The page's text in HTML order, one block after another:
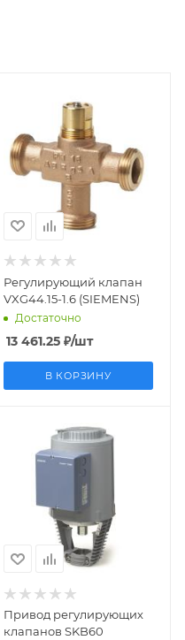
BPZ:VXG44.15-1.6
Вес, кг
0.578
производства
Германия
Регулирующий клапан
VXG44.15-1.6 (SIEMENS)
Достаточно
13 461.25₽/шт
В КОРЗИНУ
Заказной номер
BPZ:SKB60
производства
Германия
Привод регулирующих
клапанов SKB60